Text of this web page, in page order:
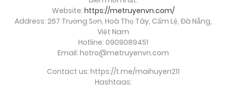
Chương 1
Website: https://metruyenvn.com/
Address: 267 Trường Sơn, Hoà Thọ Tây, Cẩm Lệ, Đà Nẵng,
Việt Nam
Hotline: 0909089451
Email: hotro@metruyenvn.com
Contact us: https://t.me/maihuyen211
Hashtags: